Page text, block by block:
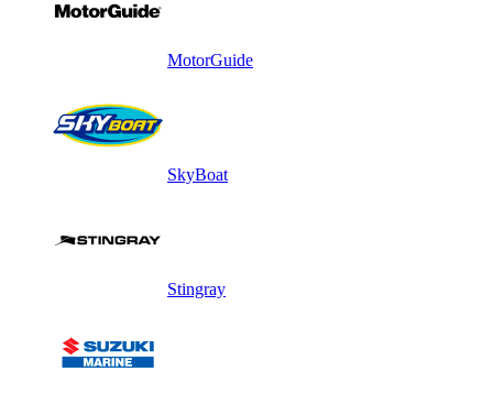
MotorGuide
SkyBoat
Stingray